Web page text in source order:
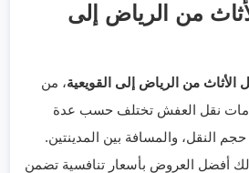
من الرياض إلى
الأثاث من الرياض إلى القويعية، من
نقل العفش تختلف حسب عدة
النقل، والمسافة بين المدينتين.
أفضل العروض بأسعار تنافسية تضمن